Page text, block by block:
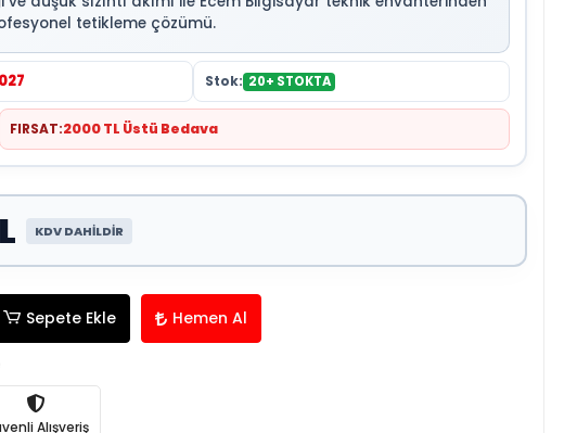
tetikleme çözümü.
Stok: 20+ STOKTA
FIRSAT:2000 TL Üstü Bedava
KDV DAHİLDİR
Sepete Ekle Hemen Al
Alışveriş